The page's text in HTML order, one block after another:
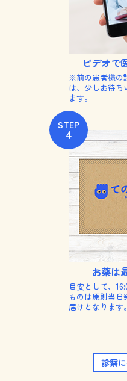
ビデオで
※前の患者様の
は、少しお待ち
ます。
STEP
4
お薬は
目安として、
ものは原則当日
届けとなります。
診察